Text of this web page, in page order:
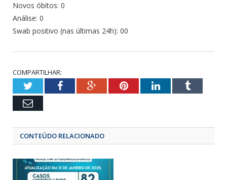
Novos óbitos: 0
Análise: 0
Swab positivo (nas últimas 24h): 00
COMPARTILHAR:
TwitterFacebookGoogle+Pinterest
LinkedIn
Email
CONTEÚDO RELACIONADO